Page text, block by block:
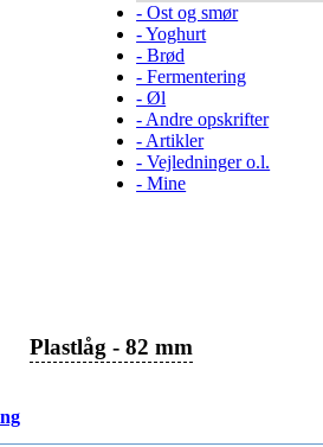
-Ost og smør
-Yoghurt
-Brød
-Fermentering
-Øl
- Andre opskrifter
- Artikler
-Vejledninger o.l.
-Mine
Plastlåg - 82 mm